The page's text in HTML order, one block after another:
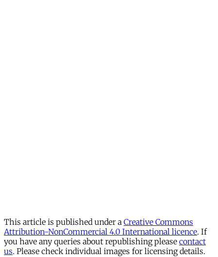
This article is published under a Creative Commons
Attribution-NonCommercial 4.0 International licence. If
you have any queries about republishing please contact
us. Please check individual images for licensing details.